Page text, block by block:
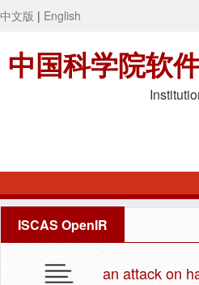
中文版 | English
中国科学院软
ISCAS OpenIR
an attack on